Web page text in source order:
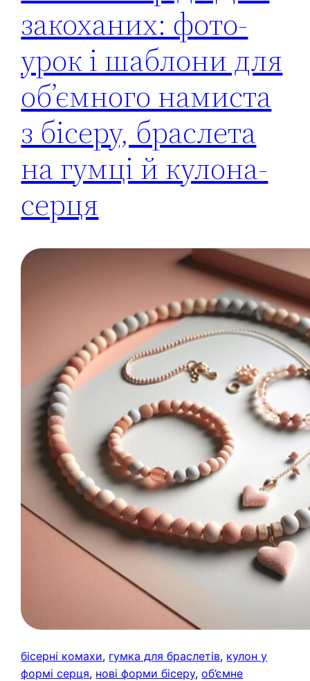
закоханих: фото-
урок і шаблони для
об’ємного намиста
з бісеру, браслета
на гумці й кулона-
серця
бісерні комахи, гумка для браслетів, кулон у
формі серця, нові форми бісеру, об’ємне